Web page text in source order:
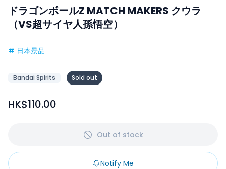
ドラゴンボールZ MATCH MAKERS クウラ
（VS超サイヤ人孫悟空）
# 日本景品
Bandai Spirits Sold out
HK$110.00
Out of stock
Notify Me